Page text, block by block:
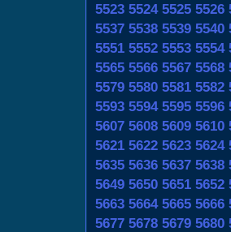
5523 5524 5525 5526
5537 5538 5539 5540
5551 5552 5553 5554
5565 5566 5567 5568
5579 5580 5581 5582
5593 5594 5595 5596
5607 5608 5609 5610
5621 5622 5623 5624
5635 5636 5637 5638
5649 5650 5651 5652
5663 5664 5665 5666
5677 5678 5679 5680